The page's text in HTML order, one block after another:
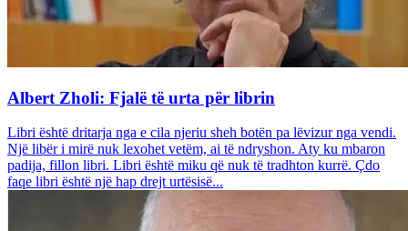
Albert Zholi: Fjalë të urta për librin
Libri është dritarja nga e cila njeriu sheh botën pa lëvizur nga vendi.
Një libër i mirë nuk lexohet vetëm, ai të ndryshon. Aty ku mbaron
padija, fillon libri. Libri është miku që nuk të tradhton kurrë. Çdo
faqe libri është një hap drejt urtësisë...